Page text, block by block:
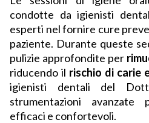
condotte da igienisti
esperti nel fornire cure
paziente. Durante queste
pulizie approfondite per
riducendo il rischio di carie
igienisti dentali del
strumentazioni
efficaci e confortevoli.